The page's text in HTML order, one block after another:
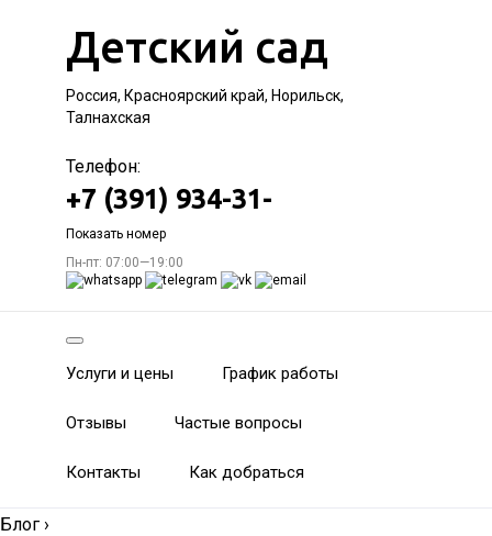
Детский сад
Россия, Красноярский край, Норильск,
Талнахская
Телефон:
+7 (391) 934-31-
Показать номер
Пн-пт: 07:00—19:00
Услуги и цены График работы
Отзывы Частые вопросы
Контакты Как добраться
Блог ›